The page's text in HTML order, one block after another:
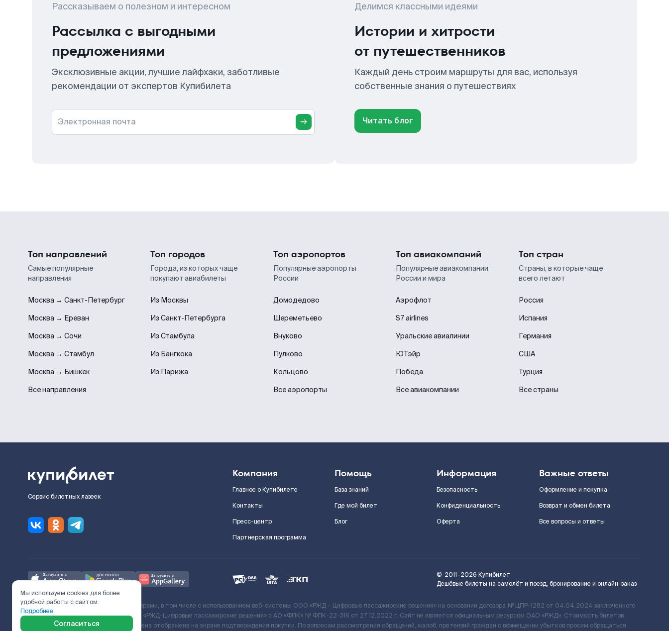
Рассказываем о полезном и интересном
Рассылка с выгодными
предложениями
Эксклюзивные акции, лучшие лайфхаки, заботливые
рекомендации от экспертов Купибилета
Электронная почта
Делимся классными идеями
Истории и хитрости
от путешественников
Каждый день строим маршруты для вас, используя
собственные знания о путешествиях
Читать блог
Топ направлений
Самые популярные
направления
Москва → Санкт-Петербург
Москва → Ереван
Москва → Сочи
Москва → Стамбул
Москва → Бишкек
Все направления
Топ городов
Города, из которых чаще
покупают авиабилеты
Из Москвы
Из Санкт-Петербурга
Из Стамбула
Из Бангкока
Из Парижа
Топ аэропортов
Популярные аэропорты
России
Домодедово
Шереметьево
Внуково
Пулково
Кольцово
Все аэропорты
Топ авиакомпаний
Популярные авиакомпании
России и мира
Аэрофлот
S7 airlines
Уральские авиалинии
ЮТэйр
Победа
Все авиакомпании
Топ стран
Страны, в которые чаще
всего летают
Россия
Испания
Германия
США
Турция
Все страны
Сервис билетных лазеек
Компания
Главное о Купибилете
Контакты
Пресс-центр
Партнерская программа
Помощь
База знаний
Где мой билет
Блог
Информация
Безопасность
Конфиденциальность
Оферта
Важные ответы
Оформление и покупка
Возврат и обмен билета
Все вопросы и ответы
© 2011–2026 Купибилет
Дешёвые билеты на самолёт и поезд, бронирование и онлайн-заказ
Ж/Д билеты предоставляются партнёрами, в том числе с использованием веб-системы ООО «РЖД – Цифровые пассажирские решения» на основании договора № ЦПР-1282 от 04.04.2024 заключенного
с Поставщиком услуг и Договора ООО «РЖД-Цифровые пассажирские решения» c АО «ФПК» № ФПК-22-316 от 27.12.2022 г. Сайт не является официальным ресурсом ОАО «РЖД». Стоимость билетов
включает сервисный сбор. Итоговая цена отображена на экране подтверждения покупки. По вопросам рассмотрения обращений, жалоб, претензий граждан о возмещении убытков просим обращаться
Мы используем cookies для более
удобной работы с сайтом.
Подробнее
Согласиться